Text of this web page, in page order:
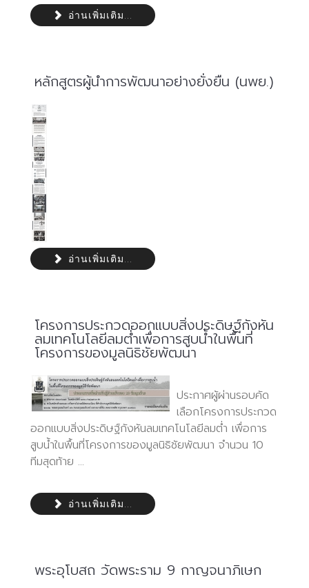
อ่านเพิ่มเติม...
หลักสูตรผู้นำการพัฒนาอย่างยั่งยืน (นพย.)
อ่านเพิ่มเติม...
โครงการประกวดออกแบบสิ่งประดิษฐ์กังหัน
ลมเทคโนโลยีลมต่ำเพื่อการสูบน้ำในพื้นที่
โครงการของมูลนิธิชัยพัฒนา
ประกาศผู้ผ่านรอบคัด
เลือกโครงการประกวด
ออกแบบสิ่งประดิษฐ์กังหันลมเทคโนโลยีลมต่ำ เพื่อการ
สูบน้ำในพื้นที่โครงการของมูลนิธิชัยพัฒนา จำนวน 10
ทีมสุดท้าย ...
อ่านเพิ่มเติม...
พระอุโบสถ วัดพระราม 9 กาญจนาภิเษก